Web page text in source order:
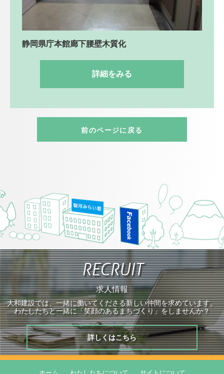
静岡県庁本館廊下腰壁木質化
詳細をみる
前のページに戻る
RECRUIT
求人情報
大和建設では、一緒に働いてくださる新しい仲間を求めています。
わたしたちと一緒に「笑顔のあるまちづくり」をしませんか？
詳しくはこちら